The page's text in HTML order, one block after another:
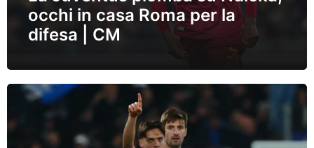
occhi in casa Roma per la
difesa | CM